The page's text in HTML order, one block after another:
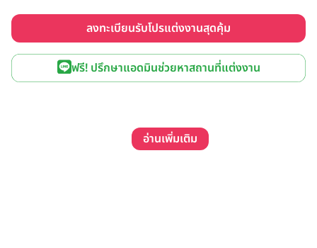
ลงทะเบียนรับโปรแต่งงานสุดคุ้ม
ฟรี! ปรึกษาแอดมินช่วยหาสถานที่แต่งงาน
อ่านเพิ่มเติม